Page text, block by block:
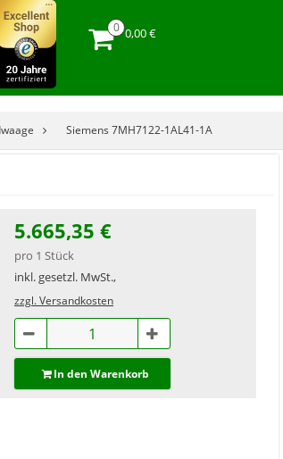
0,00 €
Siemens 7MH7122-1AL41-1A
5.665,35 €
pro 1 Stück
inkl. gesetzl. MwSt.,
zzgl. Versandkosten
In den Warenkorb